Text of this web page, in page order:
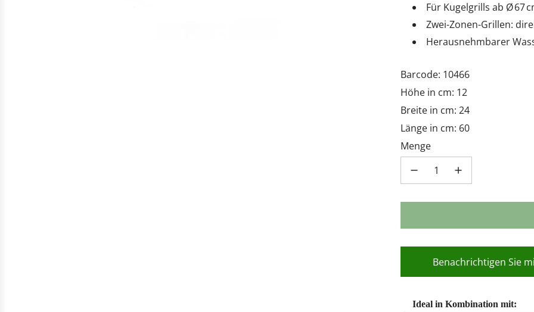
Für Kugelgrills ab Ø 67
Zwei-Zonen-Grillen:
Herausnehmbarer
Barcode: 10466
Höhe in cm: 12
Breite in cm: 24
Länge in cm: 60
Menge
Benachrichtigen Sie
Ideal in Kombination mit: